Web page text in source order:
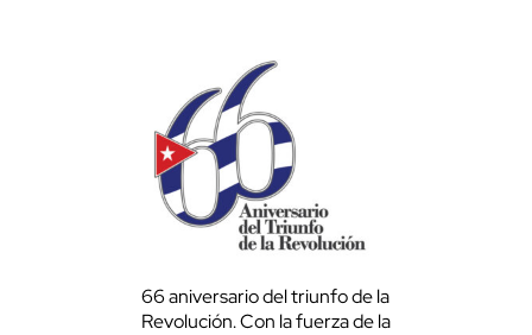
66 aniversario del triunfo de la
Revolución. Con la fuerza de la